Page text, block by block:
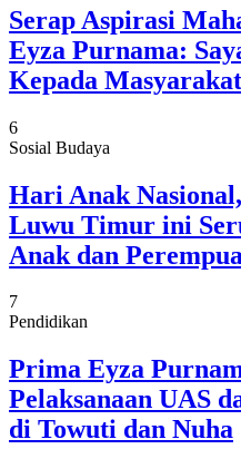
Serap Aspirasi
Eyza Purnama:
Kepada Masyarakat
6
Sosial Budaya
Hari Anak
Luwu Timur ini
Anak dan
7
Pendidikan
Prima Eyza
Pelaksanaan UAS
di Towuti dan Nuha